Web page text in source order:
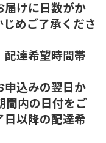
届けに日数がか
めご了承くださ
達希望時間帯
込みの翌日か
間内の日付をご
以降の配達希